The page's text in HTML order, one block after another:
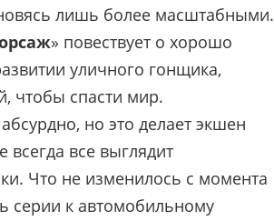
лишь более масштабными.
» повествует о хорошо
уличного гонщика,
чтобы спасти мир.
но это делает экшен
все выглядит
Что не изменилось с момента
серии к автомобильному